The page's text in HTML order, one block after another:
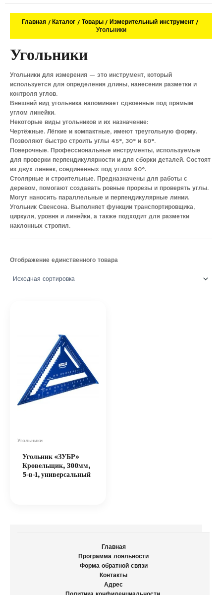
Главная Каталог Товары
Измерительный инструмент
Угольники
Угольники
Угольники для измерения — это инструмент, который
используется для определения длины, нанесения разметки и
контроля углов.
Внешний вид угольника напоминает сдвоенные под прямым
углом линейки.
Некоторые виды угольников и их назначение:
Чертёжные. Лёгкие и компактные, имеют треугольную форму.
Позволяют быстро строить углы 45°, 30° и 60°.
Поверочные. Профессиональные инструменты, используемые
для проверки перпендикулярности и для сборки деталей. Состоят
из двух линеек, соединённых под углом 90°.
Столярные и строительные. Предназначены для работы с
деревом, помогают создавать ровные прорезы и проверять углы.
Могут наносить параллельные и перпендикулярные линии.
Угольник Свенсона. Выполняет функции транспортировщика,
циркуля, уровня и линейки, а также подходит для разметки
наклонных стропил.
Отображение единственного товара
Угольники
Угольник «ЗУБР»
Кровельщик, 300мм,
5-в-1, универсальный
Главная
Программа лояльности
Форма обратной связи
Контакты
Адрес